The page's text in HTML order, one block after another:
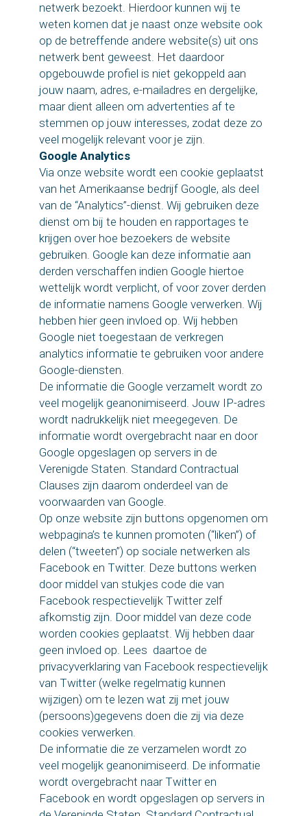
netwerk bezoekt. Hierdoor kunnen wij te
weten komen dat je naast onze website ook
op de betreffende andere website(s) uit ons
netwerk bent geweest. Het daardoor
opgebouwde profiel is niet gekoppeld aan
jouw naam, adres, e-mailadres en dergelijke,
maar dient alleen om advertenties af te
stemmen op jouw interesses, zodat deze zo
veel mogelijk relevant voor je zijn.
Google Analytics
Via onze website wordt een cookie geplaatst
van het Amerikaanse bedrijf Google, als deel
van de “Analytics”-dienst. Wij gebruiken deze
dienst om bij te houden en rapportages te
krijgen over hoe bezoekers de website
gebruiken. Google kan deze informatie aan
derden verschaffen indien Google hiertoe
wettelijk wordt verplicht, of voor zover derden
de informatie namens Google verwerken. Wij
hebben hier geen invloed op. Wij hebben
Google niet toegestaan de verkregen
analytics informatie te gebruiken voor andere
Google-diensten.
De informatie die Google verzamelt wordt zo
veel mogelijk geanonimiseerd. Jouw IP-adres
wordt nadrukkelijk niet meegegeven. De
informatie wordt overgebracht naar en door
Google opgeslagen op servers in de
Verenigde Staten. Standard Contractual
Clauses zijn daarom onderdeel van de
voorwaarden van Google.
Op onze website zijn buttons opgenomen om
webpagina’s te kunnen promoten (“liken”) of
delen (“tweeten”) op sociale netwerken als
Facebook en Twitter. Deze buttons werken
door middel van stukjes code die van
Facebook respectievelijk Twitter zelf
afkomstig zijn. Door middel van deze code
worden cookies geplaatst. Wij hebben daar
geen invloed op. Lees daartoe de
privacyverklaring van Facebook respectievelijk
van Twitter (welke regelmatig kunnen
wijzigen) om te lezen wat zij met jouw
(persoons)gegevens doen die zij via deze
cookies verwerken.
De informatie die ze verzamelen wordt zo
veel mogelijk geanonimiseerd. De informatie
wordt overgebracht naar Twitter en
Facebook en wordt opgeslagen op servers in